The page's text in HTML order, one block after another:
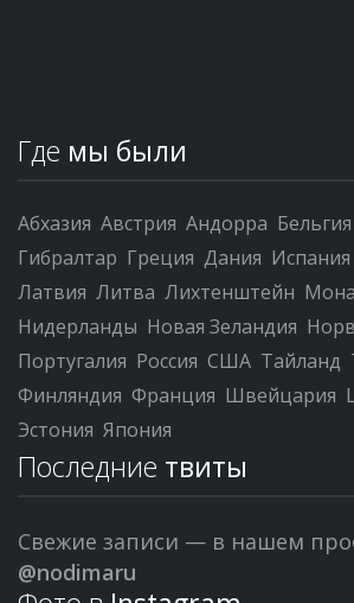
Где мы были
Абхазия Австрия Андорра Бельгия
Гибралтар Греция Дания Испания
Латвия Литва Лихтенштейн
Нидерланды Новая Зеландия
Португалия Россия США Тайланд
Финляндия Франция Швейцария
Эстония Япония
Последние твиты
Свежие записи — в нашем
@nodimaru